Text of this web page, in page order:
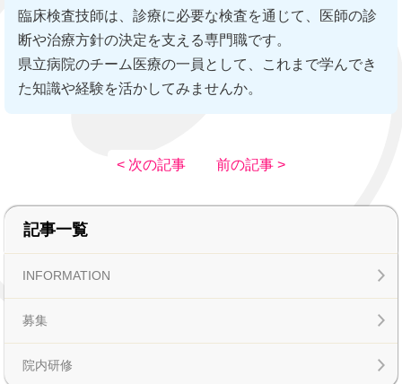
臨床検査技師は、診療に必要な検査を通じて、医師の診
断や治療方針の決定を支える専門職です。
県立病院のチーム医療の一員として、これまで学んでき
た知識や経験を活かしてみませんか。
< 次の記事 前の記事 >
記事一覧
INFORMATION
募集
院内研修